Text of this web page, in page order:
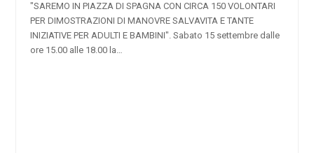
"SAREMO IN PIAZZA DI SPAGNA CON CIRCA 150 VOLONTARI
PER DIMOSTRAZIONI DI MANOVRE SALVAVITA E TANTE
INIZIATIVE PER ADULTI E BAMBINI". Sabato 15 settembre dalle
ore 15.00 alle 18.00 la…